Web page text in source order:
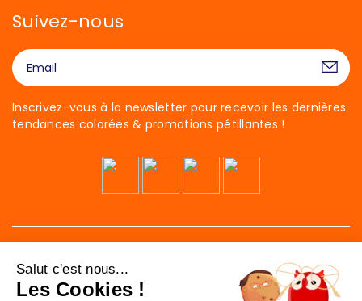
Suivez-nous
Inscrivez-vous à la newsletter pour recevoir les dernières
tendances colorées & promotions pétillantes !
Salut c'est nous...
Les Cookies !